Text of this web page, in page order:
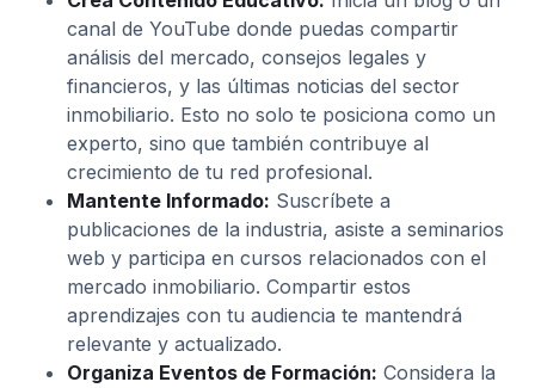
canal de YouTube donde puedas compartir
análisis del mercado, consejos legales y
financieros, y las últimas noticias del sector
inmobiliario. Esto no solo te posiciona como un
experto, sino que también contribuye al
crecimiento de tu red profesional.
Mantente Informado: Suscríbete a
publicaciones de la industria, asiste a seminarios
web y participa en cursos relacionados con el
mercado inmobiliario. Compartir estos
aprendizajes con tu audiencia te mantendrá
relevante y actualizado.
Organiza Eventos de Formación: Considera la